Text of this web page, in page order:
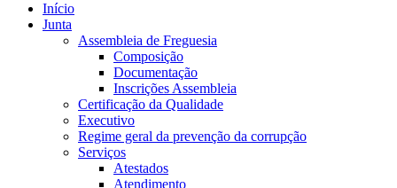
Início
Junta
Assembleia de Freguesia
Composição
Documentação
Inscrições Assembleia
Certificação da Qualidade
Executivo
Regime geral da prevenção da corrupção
Serviços
Atestados
Atendimento